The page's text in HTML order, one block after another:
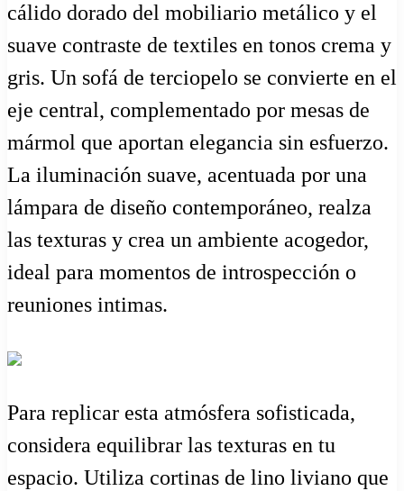
cálido dorado del mobiliario metálico y el
suave contraste de textiles en tonos crema y
gris. Un sofá de terciopelo se convierte en el
eje central, complementado por mesas de
mármol que aportan elegancia sin esfuerzo.
La iluminación suave, acentuada por una
lámpara de diseño contemporáneo, realza
las texturas y crea un ambiente acogedor,
ideal para momentos de introspección o
reuniones intimas.
Para replicar esta atmósfera sofisticada,
considera equilibrar las texturas en tu
espacio. Utiliza cortinas de lino liviano que